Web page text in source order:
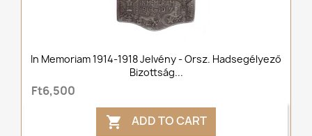
In Memoriam 1914-1918 Jelvény - Orsz. Hadsegélyező
Bizottság...
Ft6,500
 ADD TO CART